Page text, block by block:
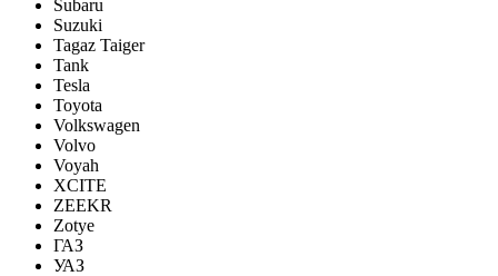
Subaru
Suzuki
Tagaz Taiger
Tank
Tesla
Toyota
Volkswagen
Volvo
Voyah
XCITE
ZEEKR
Zotye
ГАЗ
УАЗ